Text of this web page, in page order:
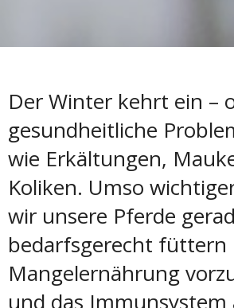
Der Winter kehrt ein –
gesundheitliche
wie Erkältungen,
Koliken. Umso
wir unsere Pferde
bedarfsgerecht füttern
Mangelernährung
und das Immunsystem